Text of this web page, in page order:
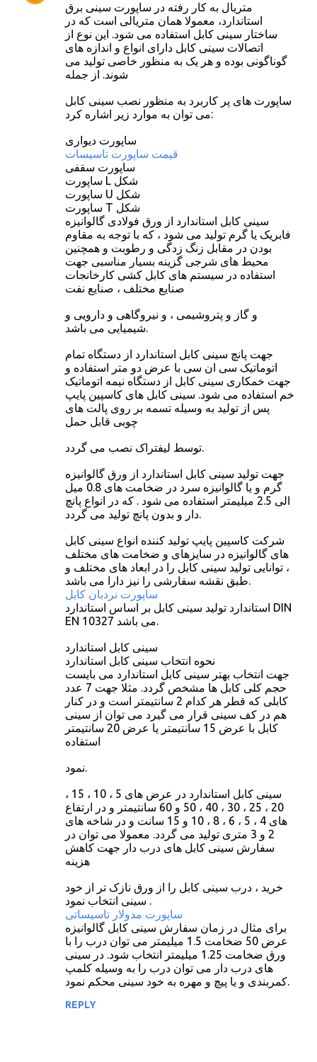
متریال به کار رفته در ساپورت سینی برق
استاندارد، معمولا همان متریالی است که در
ساختار سینی کابل استفاده می شود. این نوع از
اتصالات سینی کابل دارای انواع و اندازه های
گوناگونی بوده و هر یک به منظور خاصی تولید می
شوند. از جمله
ساپورت های پر کاربرد به منظور نصب سینی کابل
می توان به موارد زیر اشاره کرد:
ساپورت دیواری
قیمت ساپورت تاسیسات
ساپورت سقفی
ساپورت L شکل
ساپورت U شکل
ساپورت T شکل
سینی کابل استاندارد از ورق فولادی گالوانیزه
فابریک یا گرم تولید می شود ، که با توجه به مقاوم
بودن در مقابل زنگ زدگی و رطوبت و همچنین
محیط های شرجی گزینه بسیار مناسبی جهت
استفاده در سیستم های کابل کشی کارخانجات
صنایع مختلف ، صنایع نفت
و گاز و پتروشیمی ، و نیروگاهی و دارویی و
شیمیایی می باشد.
جهت پانچ سینی کابل استاندارد از دستگاه تمام
اتوماتیک سی ان سی با عرض دو متر استفاده و
جهت خمکاری سینی کابل از دستگاه نیمه اتوماتیک
خم استفاده می شود. سینی کابل های کاسپین پایپ
پس از تولید به وسیله تسمه بر روی پالت های
چوبی قابل حمل
توسط لیفتراک نصب می گردد.
جهت تولید سینی کابل استاندارد از ورق گالوانیزه
گرم و یا گالوانیزه سرد در ضخامت های 0.8 میل
الی 2.5 میلیمتر استفاده می شود . که در انواع پانچ
دار و بدون پانچ تولید می گردد.
شرکت کاسپین پایپ تولید کننده انواع سینی کابل
های گالوانیزه در سایزهای و ضخامت های مختلف
، توانایی تولید سینی کابل را در ابعاد های مختلف و
طبق نقشه سفارشی را نیز دارا می باشد.
ساپورت نردبان کابل
استاندارد تولید سینی کابل بر اساس استاندارد DIN
EN 10327 می باشد.
سینی کابل استاندارد
نحوه انتخاب سینی کابل استاندارد
جهت انتخاب بهتر سینی کابل استاندارد می بایست
حجم کلی کابل ها مشخص گردد. مثلا جهت 7 عدد
کابلی که قطر هر کدام 2 سانتیمتر است و در کنار
هم در کف سینی قرار می گیرد می توان از سینی
کابل با عرض 15 سانتیمتر یا عرض 20 سانتیمتر
استفاده
نمود.
سینی کابل استاندارد در عرض های 5 ، 10 ، 15 ،
20 ، 25 ، 30 ، 40 ، 50 و 60 سانتیمتر و در ارتفاع
های 4 ، 5 ، 6 ، 8 ، 10 و 15 سانت و در شاخه های
2 و 3 متری تولید می گردد. معمولا می توان در
سفارش سینی کابل های درب دار جهت کاهش
هزینه
خرید ، درب سینی کابل را از ورق نازک تر از خود
سینی انتخاب نمود .
ساپورت مدولار تاسیساتی
برای مثال در زمان سفارش سینی کابل گالوانیزه
عرض 50 ضخامت 1.5 میلیمتر می توان درب را با
ورق ضخامت 1.25 میلیمتر انتخاب شود. در سینی
های درب دار می توان درب را به وسیله کلمپ
کمربندی و یا پیچ و مهره به خود سینی محکم نمود.
REPLY